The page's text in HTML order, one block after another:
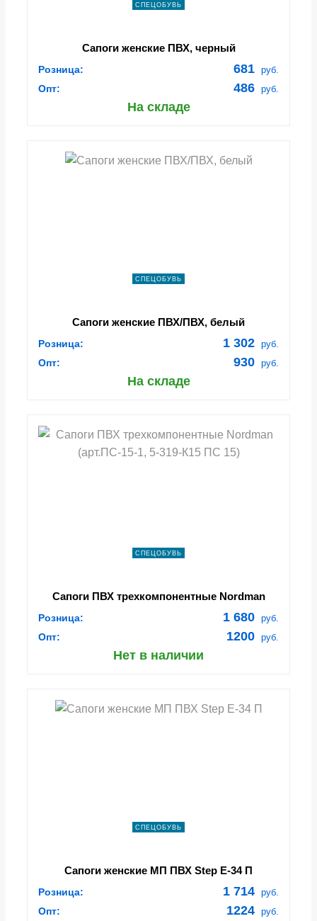
СПЕЦОБУВЬ
Сапоги женские ПВХ, черный
Розница: 681 руб.
Опт: 486 руб.
На складе
СПЕЦОБУВЬ
Сапоги женские ПВХ/ПВХ, белый
Розница: 1 302 руб.
Опт: 930 руб.
На складе
СПЕЦОБУВЬ
Сапоги ПВХ трехкомпонентные Nordman
Розница: 1 680 руб.
Опт: 1200 руб.
Нет в наличии
СПЕЦОБУВЬ
Сапоги женские МП ПВХ Step Е-34 П
Розница: 1 714 руб.
Опт: 1224 руб.